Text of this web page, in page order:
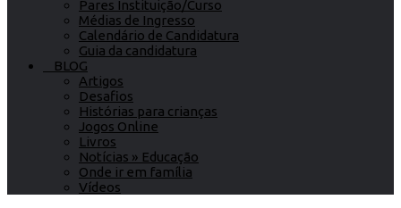
Pares Instituição/Curso
Médias de Ingresso
Calendário de Candidatura
Guia da candidatura
BLOG
Artigos
Desafios
Histórias para crianças
Jogos Online
Livros
Notícias » Educação
Onde ir em família
Vídeos